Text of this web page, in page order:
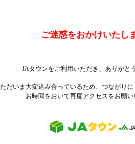
ご迷惑をおかけいたし
JAタウンをご利用いただき、ありがと
ただいま大変込み合っているため、つながりに
お時間をおいて再度アクセスをお願い